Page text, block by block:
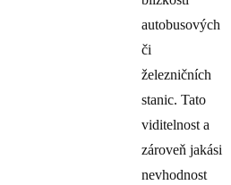
autobusových
či
železničních
stanic. Tato
viditelnost a
zároveň jakási
nevhodnost